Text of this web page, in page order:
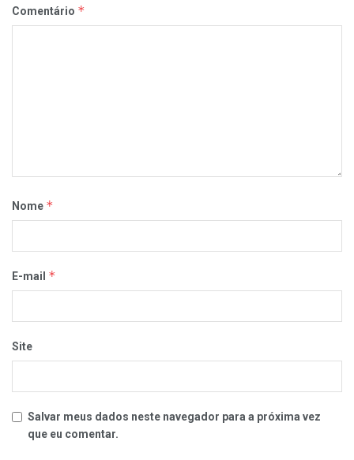
Comentário *
Nome *
E-mail *
Site
Salvar meus dados neste navegador para a próxima vez
que eu comentar.